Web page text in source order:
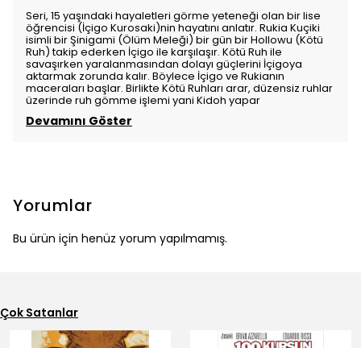
Seri, 15 yaşındaki hayaletleri görme yeteneği olan bir lise
öğrencisi (İçigo Kurosaki)nin hayatını anlatır. Rukia Kuçiki
isimli bir Şinigami (Ölüm Meleği) bir gün bir Hollowu (Kötü
Ruh) takip ederken İçigo ile karşılaşır. Kötü Ruh ile
savaşırken yaralanmasından dolayı güçlerini İçigoya
aktarmak zorunda kalır. Böylece İçigo ve Rukianın
maceraları başlar. Birlikte Kötü Ruhları arar, düzensiz ruhlar
üzerinde ruh gömme işlemi yani Kidoh yapar
Devamını Göster
Yorumlar
Bu ürün için henüz yorum yapılmamış.
Çok Satanlar